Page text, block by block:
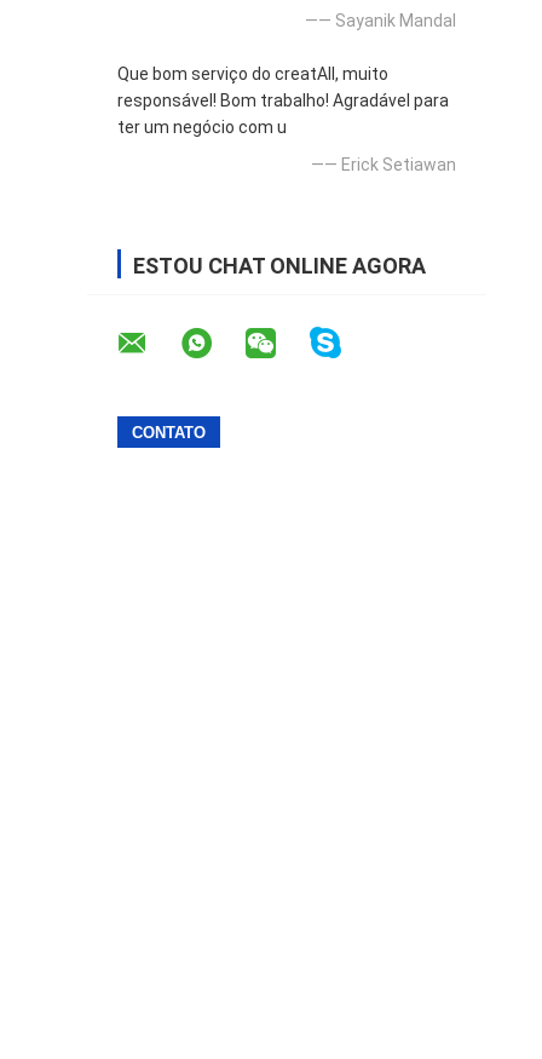
—— Sayanik Mandal
Que bom serviço do creatAll, muito
responsável! Bom trabalho! Agradável para
ter um negócio com u
—— Erick Setiawan
ESTOU CHAT ONLINE AGORA